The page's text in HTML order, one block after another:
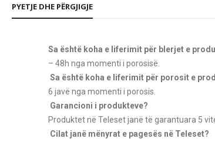
PYETJE DHE PËRGJIGJE
Sa është koha e liferimit për blerjet e
– 48h nga momenti i porosisë.
Sa është koha e liferimit për porosit e
6 javë nga momenti i porosis.
Garancioni i produkteve?
Produktet në Teleset janë të garantuara 5
Cilat janë mënyrat e pagesës në Teleset?